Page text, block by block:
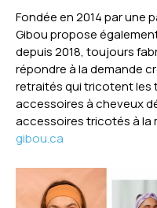
Fondée en 2014 par une
Gibou propose
depuis 2018, toujours
répondre à la demande
retraités qui tricotent les
accessoires à cheveux
accessoires tricotés à la
gibou.ca